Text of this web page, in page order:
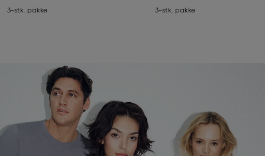
3-stk. pakke 3-stk. pakke